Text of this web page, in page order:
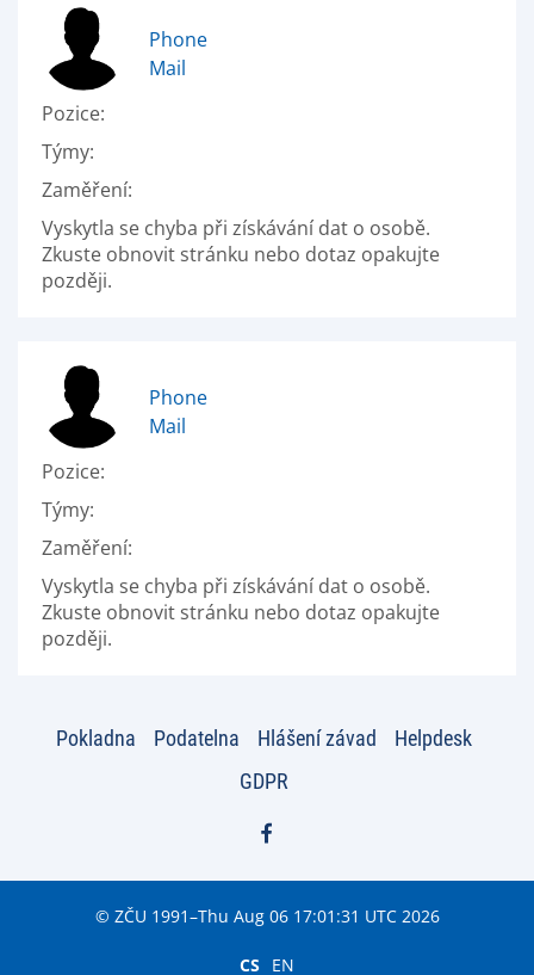
Phone
Mail
Pozice:
Týmy:
Zaměření:
Vyskytla se chyba při získávání dat o osobě.
Zkuste obnovit stránku nebo dotaz opakujte
později.
Phone
Mail
Pozice:
Týmy:
Zaměření:
Vyskytla se chyba při získávání dat o osobě.
Zkuste obnovit stránku nebo dotaz opakujte
později.
Pokladna Podatelna Hlášení závad
Helpdesk
GDPR
© ZČU 1991–Thu Aug 06 17:01:31 UTC 2026
CS EN